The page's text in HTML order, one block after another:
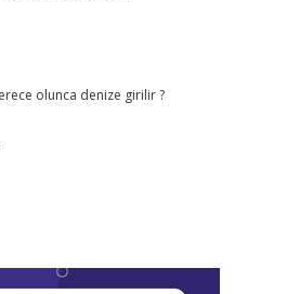
olunca denize girilir ?